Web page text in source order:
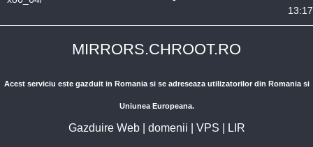
13:17
MIRRORS.CHROOT.RO
Acest serviciu este gazduit in Romania si se adreseaza utilizatorilor din Romania si
Uniunea Europeana.
Gazduire Web| domenii VPS LIR